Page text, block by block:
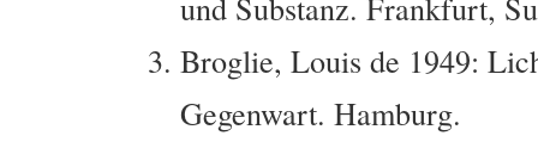
Broglie, Louis de 1949:
Gegenwart. Hamburg.